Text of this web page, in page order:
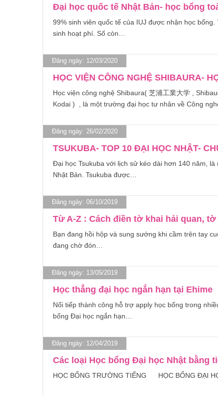
Đại học quốc tế Nhật Bản- học bổng
99% sinh viên quốc tế của IUJ được nhận học
sinh hoạt phí. Số còn…
Đăng ngày: 12/03/2020
HỌC VIỆN CÔNG NGHỆ SHIBAURA-
Học viện công nghệ Shibaura( 芝浦工業大学 ,
Kodai ) , là một trường đại học tư nhân về Công
Đăng ngày: 26/02/2020
TSUKUBA- TOP 10 ĐẠI HỌC NHẬT-
Đại học Tsukuba với lịch sử kéo dài hơn 140 năm,
Nhật Bản. Tsukuba được…
Đăng ngày: 06/10/2019
Từ A-Z : Cách điền tờ khai hải quan,
Bạn đang hồi hộp và sung sướng khi cầm trên tay
đang chờ đón…
Đăng ngày: 13/05/2019
Học thẳng đại học ngắn hạn tại Ehime
Nối tiếp thành công hỗ trợ apply học bổng trong
bổng Đại học ngắn hạn…
Đăng ngày: 12/04/2019
Các loại Học bổng Đại học Nhật bằng
HỌC BỔNG TRƯỜNG TIẾNG HỌC